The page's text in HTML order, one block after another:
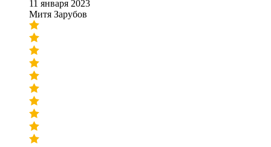
11 января 2023
Митя Зарубов